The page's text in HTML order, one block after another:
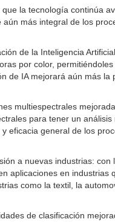
que la tecnología continúa
aún más integral de los
de la Inteligencia
por color,
de IA mejorará aún más la
multiespectrales
para tener un
eficacia general de los
a nuevas industrias:
aplicaciones en industrias
como la textil, la
de clasificación